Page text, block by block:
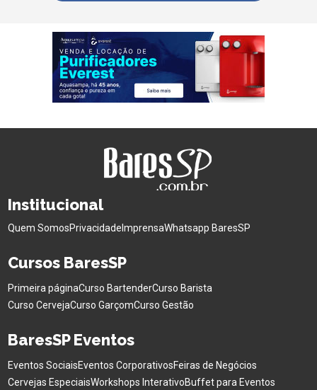
Institucional
Quem SomosPrivacidade ImprensaWhatsapp BaresSP
Cursos BaresSP
Primeira páginaCurso BartenderCurso Barista
Curso CervejaCurso GarçomCurso Gestão
BaresSP Eventos
Eventos SociaisEventos CorporativosFeiras de Negócios
Cervejas EspeciaisWorkshops InterativoBuffet para Eventos